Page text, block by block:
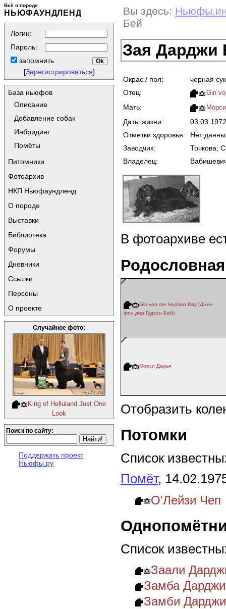
Всё о породе
НЬЮФАУНДЛЕНД
Логин:
Пароль:
запомнить
[Зарегистрироваться]
База ньюфов
Описание
Добавление собак
Инбридинг
Помёты
Питомники
Фотоархив
НКП Ньюфаундленд
О породе
Выставки
Библиотека
Форумы
Дневники
Ссылки
Персоны
О проекте
Случайное фото:
King of Helluland Just One
Look
Поиск по сайту:
Поддержать проект
Ньюфы.ру
Вы здесь:
Бей
Зая Дарджи
Окрас / пол:
черная
Отец:
Gin
Мать:
Даты жизни:
Отметки здоровья:
Нет
Заводчик:
Точкова;
Владелец:
В фотоархиве
Родословная
Gin von der Hudson Bay (Джин
фон дер Гудзон Бей)
Морси Дарья
Отобразить
Потомки
Список
Помёт,
О'Лейзи Чеп
Список
Заали
Замба
Замби